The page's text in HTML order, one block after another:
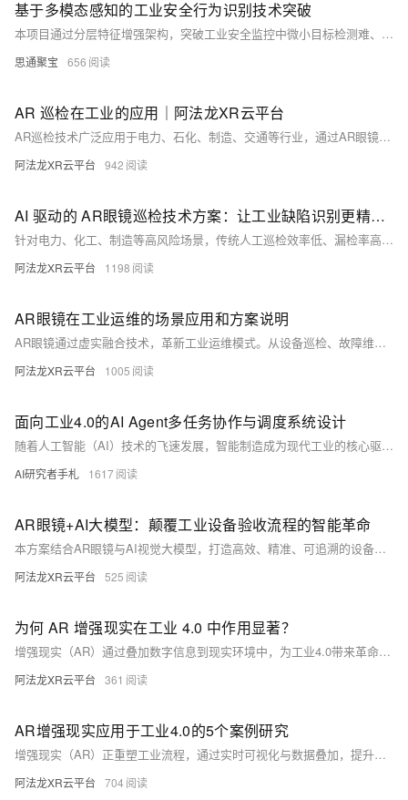
基于多模态感知的工业安全行为识别技术突破
本项目通过分层特征增强架构，突破工业安全监控中微小目标检测难、行为理解缺失和响应延迟高等技术瓶颈。采用动态ROI聚焦、时空域建模与联邦学习等创新技术，实现厘米级行为捕捉，准确率提升300%，隐患识别响应速度提高112倍，并已在危化、电力、医疗等行业落地应用，具备广阔推广前景。
思通聚宝 656
AR 巡检在工业的应用｜阿法龙XR云平台
AR巡检技术广泛应用于电力、石化、制造、交通等行业，通过AR眼镜或平板实时叠加设备参数、历史数据及操作指引，提升巡检效率与准确性。支持远程协作、自动记录分析，并可在高危环境实现无人巡检，大幅降低安全风险，推动智能化运维升级。
阿法龙XR云平台 942
AI 驱动的 AR眼镜巡检技术方案：让工业缺陷识别更精准高效｜阿法龙XR云平台​
针对电力、化工、制造等高风险场景，传统人工巡检效率低、漏检率高。我们推出AI+AR智能巡检方案，集成高清视觉与多传感器数据，采用轻量化YOLOv8-Nano和ResNet50模型实现缺陷实时检测与分级，结合ORB-SLAM3空间定位，在AR眼镜中精准叠加缺陷标注，识别准确率超95%，效率提升50%以上，助力巡检智能化、可视化、可追溯。
阿法龙XR云平台 1198
AR眼镜在工业运维的场景应用和方案说明
AR眼镜通过虚实融合技术，革新工业运维模式。从设备巡检、故障维修到员工培训，AR实现远程协作、实时数据叠加与沉浸式教学，大幅提升效率与准确性，推动智能工厂发展。
阿法龙XR云平台 1005
面向工业4.0的AI Agent多任务协作与调度系统设计
随着人工智能（AI）技术的飞速发展，智能制造成为现代工业的核心驱动力。传统制造系统在面对多任务、高频次和动态变化的调度需求时，往往效率低下。而基于AI Agent的多任务协作与调度机制为解决这一问题提供了全新思路。本文聚焦于面向智能制造场景中，如何通过AI Agent实现多任务协作调度，并引入强化学习方法进行算法优化。
AI研究者手札 1617
AR眼镜+AI大模型：颠覆工业设备验收流程的智能革命
本方案结合AR眼镜与AI视觉大模型，打造高效、精准、可追溯的设备验收流程。通过第一视角记录、智能识别、结构化数据生成与智能报表功能，提升验收效率与质量，助力企业实现智能化管理。
阿法龙XR云平台 525
为何 AR 增强现实在工业 4.0 中作用显著？
增强现实（AR）通过叠加数字信息到现实环境中，为工业4.0带来革命性变革。它在设备维护、室内导航、技能培训、制造流程及市场营销等方面广泛应用，显著提升效率、降低成本，助力工业迈向智能化与数字化新时代。
阿法龙XR云平台 361
AR增强现实应用于工业4.0的5个案例研究
增强现实（AR）正重塑工业流程，通过实时可视化与数据叠加，提升效率、安全与质量。本文介绍AR在设备维护、汽车制造、质量控制及航空等领域的应用案例，展现其如何助力企业优化操作、减少错误并提升培训效果，推动智能化升级。
阿法龙XR云平台 704